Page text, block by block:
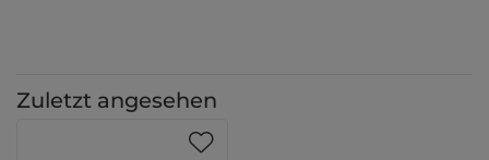
Zuletzt angesehen